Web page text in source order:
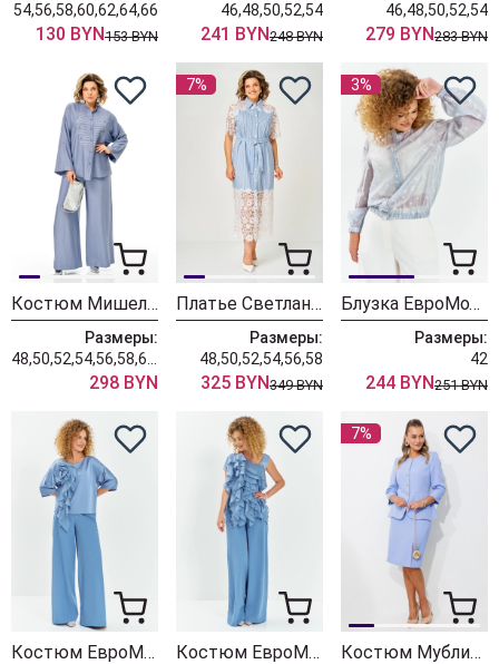
54,56,58,60,62,64,66
130 BYN153 BYN
46,48,50,52,54
241 BYN248 BYN
46,48,50,52,54
279 BYN283 BYN
Костюм Мишель Шик 1463 летнее небо
Размеры:
298 BYN
7%
Платье Светлана-Стиль 2373 голубой
Размеры:
48,50,52,54,56,58
325 BYN349 BYN
3%
Блузка ЕвроМода 744 серо-голубой
Размеры:
42
244 BYN251 BYN
Костюм ЕвроМода 764 голубой + голубой Костюм ЕвроМода 763 голубой голубой
7%
Костюм Мублиз 331